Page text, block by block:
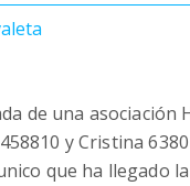
de una asociación
y Cristina
que ha llegado